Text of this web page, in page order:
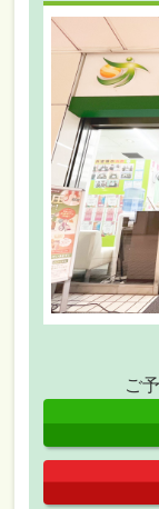
ご